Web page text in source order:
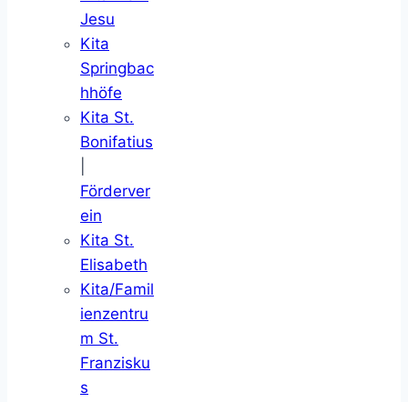
Jesu
Kita
Springbac
hhöfe
Kita St.
Bonifatius
Förderver
ein
Kita St.
Elisabeth
Kita/Famil
ienzentru
m St.
Franzisku
s